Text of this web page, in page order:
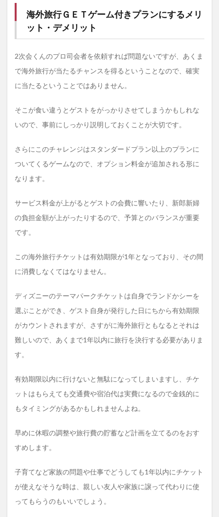
海外旅行ＧＥＴゲーム付きプランにするメリ
ット・デメリット
2次会くんのプロ司会者を依頼すれば問題ないですが、あくま
で海外旅行が当たるチャンスを得るということなので、確実
に当たるということではありません。
そこが食い違うとゲストをがっかりさせてしまうかもしれな
いので、事前にしっかり説明しておくことが大切です。
さらにこのチャレンジはスタンダードプラン以上のプランに
ついてくるゲームなので、オプション料金が追加される形に
なります。
サービス料金が上がるとゲストの会費に響いたり、新郎新婦
の負担金額が上がったりするので、予算とのバランスが重要
です。
この海外旅行チケットは有効期限が1年となっており、その間
に消費しなくてはなりません。
ディズニーのテーマパークチケットは自身でランドかシーを
選ぶことができ、ゲスト自身が発行した日にちから有効期限
がカウントされますが、さすがに海外旅行ともなるとそれは
難しいので、あくまで1年以内に旅行を決行する必要がありま
す。
有効期限以内に行けないと無駄になってしまいますし、チケ
ットはもらえても交通費や宿泊代は実費になるので金銭的に
もタイミングがあるかもしれませんよね。
早めに休暇の調整や旅行費の貯蓄など計画を立てるのをおす
すめします。
子育てなど家族の問題や仕事でどうしても1年以内にチケット
が使えなそうな時は、親しい友人や家族に譲って代わりに使
ってもらうのもいいでしょう。